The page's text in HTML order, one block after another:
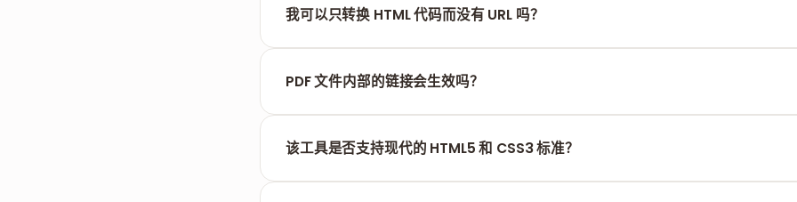
我可以只转换 HTML 代码而没有 URL 吗？
PDF 文件内部的链接会生效吗？
该工具是否支持现代的 HTML5 和 CSS3 标准？